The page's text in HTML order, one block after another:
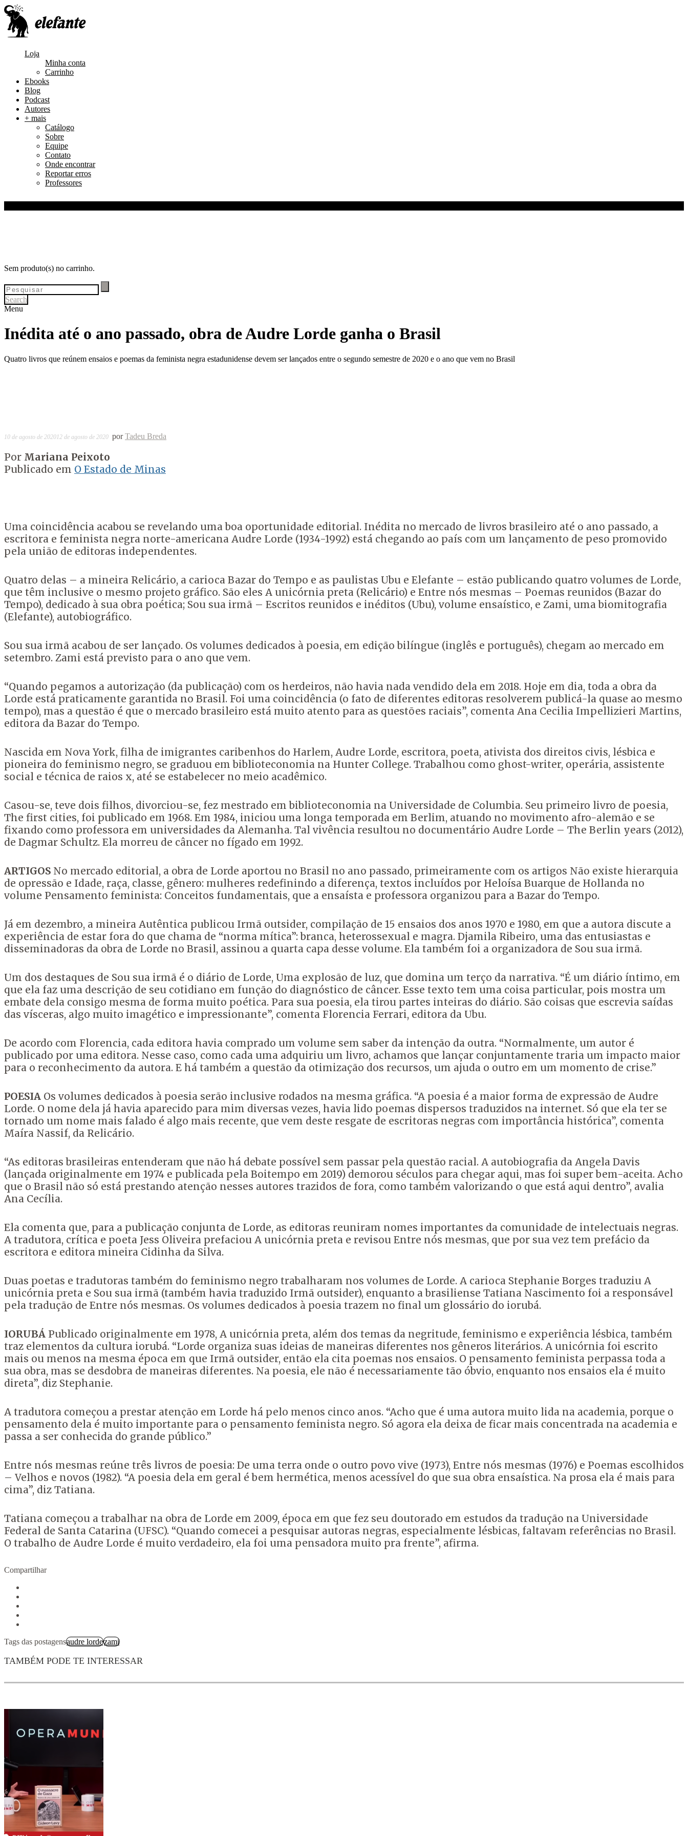
Loja
Minha conta
Carrinho
Ebooks
Blog
Podcast
Autores
+ mais
Catálogo
Sobre
Equipe
Contato
Onde encontrar
Reportar erros
Professores
Sem produto(s) no carrinho.
Search
Menu
Inédita até o ano passado, obra de Audre Lorde ganha o Brasil
Quatro livros que reúnem ensaios e poemas da feminista negra estadunidense devem ser lançados entre o segundo semestre de 2020 e o ano que vem no Brasil
10 de agosto de 202012 de agosto de 2020 porTadeu Breda
Por Mariana Peixoto
Publicado em O Estado de Minas
Uma coincidência acabou se revelando uma boa oportunidade editorial. Inédita no mercado de livros brasileiro até o ano passado, a
escritora e feminista negra norte-americana Audre Lorde (1934-1992) está chegando ao país com um lançamento de peso promovido
pela união de editoras independentes.
Quatro delas – a mineira Relicário, a carioca Bazar do Tempo e as paulistas Ubu e Elefante – estão publicando quatro volumes de Lorde,
que têm inclusive o mesmo projeto gráfico. São eles A unicórnia preta (Relicário) e Entre nós mesmas – Poemas reunidos (Bazar do
Tempo), dedicado à sua obra poética; Sou sua irmã – Escritos reunidos e inéditos (Ubu), volume ensaístico, e Zami, uma biomitografia
(Elefante), autobiográfico.
Sou sua irmã acabou de ser lançado. Os volumes dedicados à poesia, em edição bilíngue (inglês e português), chegam ao mercado em
setembro. Zami está previsto para o ano que vem.
“Quando pegamos a autorização (da publicação) com os herdeiros, não havia nada vendido dela em 2018. Hoje em dia, toda a obra da
Lorde está praticamente garantida no Brasil. Foi uma coincidência (o fato de diferentes editoras resolverem publicá-la quase ao mesmo
tempo), mas a questão é que o mercado brasileiro está muito atento para as questões raciais”, comenta Ana Cecilia Impellizieri Martins,
editora da Bazar do Tempo.
Nascida em Nova York, filha de imigrantes caribenhos do Harlem, Audre Lorde, escritora, poeta, ativista dos direitos civis, lésbica e
pioneira do feminismo negro, se graduou em biblioteconomia na Hunter College. Trabalhou como ghost-writer, operária, assistente
social e técnica de raios x, até se estabelecer no meio acadêmico.
Casou-se, teve dois filhos, divorciou-se, fez mestrado em biblioteconomia na Universidade de Columbia. Seu primeiro livro de poesia,
The first cities, foi publicado em 1968. Em 1984, iniciou uma longa temporada em Berlim, atuando no movimento afro-alemão e se
fixando como professora em universidades da Alemanha. Tal vivência resultou no documentário Audre Lorde – The Berlin years (2012),
de Dagmar Schultz. Ela morreu de câncer no fígado em 1992.
ARTIGOS No mercado editorial, a obra de Lorde aportou no Brasil no ano passado, primeiramente com os artigos Não existe hierarquia
de opressão e Idade, raça, classe, gênero: mulheres redefinindo a diferença, textos incluídos por Heloísa Buarque de Hollanda no
volume Pensamento feminista: Conceitos fundamentais, que a ensaísta e professora organizou para a Bazar do Tempo.
Já em dezembro, a mineira Autêntica publicou Irmã outsider, compilação de 15 ensaios dos anos 1970 e 1980, em que a autora discute a
experiência de estar fora do que chama de “norma mítica”: branca, heterossexual e magra. Djamila Ribeiro, uma das entusiastas e
disseminadoras da obra de Lorde no Brasil, assinou a quarta capa desse volume. Ela também foi a organizadora de Sou sua irmã.
Um dos destaques de Sou sua irmã é o diário de Lorde, Uma explosão de luz, que domina um terço da narrativa. “É um diário íntimo, em
que ela faz uma descrição de seu cotidiano em função do diagnóstico de câncer. Esse texto tem uma coisa particular, pois mostra um
embate dela consigo mesma de forma muito poética. Para sua poesia, ela tirou partes inteiras do diário. São coisas que escrevia saídas
das vísceras, algo muito imagético e impressionante”, comenta Florencia Ferrari, editora da Ubu.
De acordo com Florencia, cada editora havia comprado um volume sem saber da intenção da outra. “Normalmente, um autor é
publicado por uma editora. Nesse caso, como cada uma adquiriu um livro, achamos que lançar conjuntamente traria um impacto maior
para o reconhecimento da autora. E há também a questão da otimização dos recursos, um ajuda o outro em um momento de crise.”
POESIA Os volumes dedicados à poesia serão inclusive rodados na mesma gráfica. “A poesia é a maior forma de expressão de Audre
Lorde. O nome dela já havia aparecido para mim diversas vezes, havia lido poemas dispersos traduzidos na internet. Só que ela ter se
tornado um nome mais falado é algo mais recente, que vem deste resgate de escritoras negras com importância histórica”, comenta
Maíra Nassif, da Relicário.
“As editoras brasileiras entenderam que não há debate possível sem passar pela questão racial. A autobiografia da Angela Davis
(lançada originalmente em 1974 e publicada pela Boitempo em 2019) demorou séculos para chegar aqui, mas foi super bem-aceita. Acho
que o Brasil não só está prestando atenção nesses autores trazidos de fora, como também valorizando o que está aqui dentro”, avalia
Ana Cecília.
Ela comenta que, para a publicação conjunta de Lorde, as editoras reuniram nomes importantes da comunidade de intelectuais negras.
A tradutora, crítica e poeta Jess Oliveira prefaciou A unicórnia preta e revisou Entre nós mesmas, que por sua vez tem prefácio da
escritora e editora mineira Cidinha da Silva.
Duas poetas e tradutoras também do feminismo negro trabalharam nos volumes de Lorde. A carioca Stephanie Borges traduziu A
unicórnia preta e Sou sua irmã (também havia traduzido Irmã outsider), enquanto a brasiliense Tatiana Nascimento foi a responsável
pela tradução de Entre nós mesmas. Os volumes dedicados à poesia trazem no final um glossário do iorubá.
IORUBÁ Publicado originalmente em 1978, A unicórnia preta, além dos temas da negritude, feminismo e experiência lésbica, também
traz elementos da cultura iorubá. “Lorde organiza suas ideias de maneiras diferentes nos gêneros literários. A unicórnia foi escrito
mais ou menos na mesma época em que Irmã outsider, então ela cita poemas nos ensaios. O pensamento feminista perpassa toda a
sua obra, mas se desdobra de maneiras diferentes. Na poesia, ele não é necessariamente tão óbvio, enquanto nos ensaios ela é muito
direta”, diz Stephanie.
A tradutora começou a prestar atenção em Lorde há pelo menos cinco anos. “Acho que é uma autora muito lida na academia, porque o
pensamento dela é muito importante para o pensamento feminista negro. Só agora ela deixa de ficar mais concentrada na academia e
passa a ser conhecida do grande público.”
Entre nós mesmas reúne três livros de poesia: De uma terra onde o outro povo vive (1973), Entre nós mesmas (1976) e Poemas escolhidos
– Velhos e novos (1982). “A poesia dela em geral é bem hermética, menos acessível do que sua obra ensaística. Na prosa ela é mais para
cima”, diz Tatiana.
Tatiana começou a trabalhar na obra de Lorde em 2009, época em que fez seu doutorado em estudos da tradução na Universidade
Federal de Santa Catarina (UFSC). “Quando comecei a pesquisar autoras negras, especialmente lésbicas, faltavam referências no Brasil.
O trabalho de Audre Lorde é muito verdadeiro, ela foi uma pensadora muito pra frente”, afirma.
Compartilhar
Tags das postagensaudre lordezami
TAMBÉM PODE TE INTERESSAR